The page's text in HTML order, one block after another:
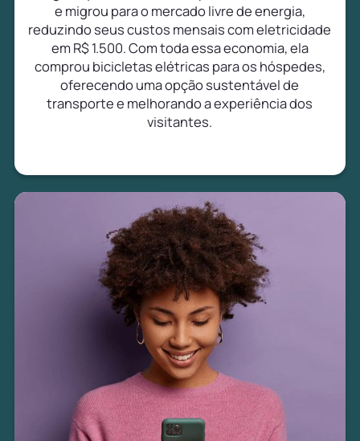
e migrou para o mercado livre de energia,
reduzindo seus custos mensais com eletricidade
em R$ 1.500. Com toda essa economia, ela
comprou bicicletas elétricas para os hóspedes,
oferecendo uma opção sustentável de
transporte e melhorando a experiência dos
visitantes.